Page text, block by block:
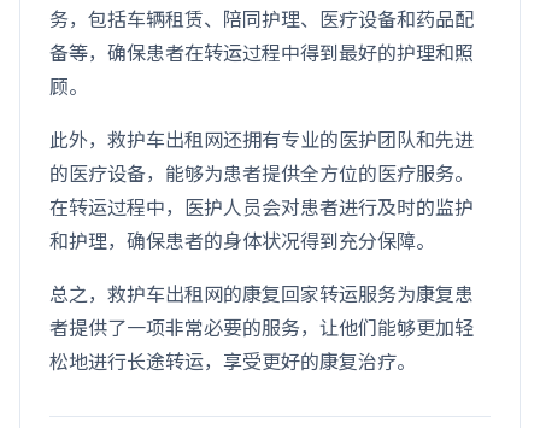
务，包括车辆租赁、陪同护理、医疗设备和药品配
备等，确保患者在转运过程中得到最好的护理和照
顾。
此外，救护车出租网还拥有专业的医护团队和先进
的医疗设备，能够为患者提供全方位的医疗服务。
在转运过程中，医护人员会对患者进行及时的监护
和护理，确保患者的身体状况得到充分保障。
总之，救护车出租网的康复回家转运服务为康复患
者提供了一项非常必要的服务，让他们能够更加轻
松地进行长途转运，享受更好的康复治疗。